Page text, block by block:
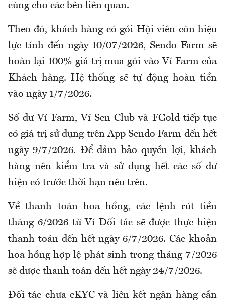
cùng cho các bên liên quan.
Theo đó, khách hàng có gói Hội viên còn hiệu
lực tính đến ngày 10/07/2026, Sendo Farm sẽ
hoàn lại 100% giá trị mua gói vào Ví Farm của
Khách hàng. Hệ thống sẽ tự động hoàn tiền
vào ngày 1/7/2026.
Số dư Ví Farm, Ví Sen Club và FGold tiếp tục
có giá trị sử dụng trên App Sendo Farm đến hết
ngày 9/7/2026. Để đảm bảo quyền lợi, khách
hàng nên kiểm tra và sử dụng hết các số dư
hiện có trước thời hạn nêu trên.
Về thanh toán hoa hồng, các lệnh rút tiền
tháng 6/2026 từ Ví Đối tác sẽ được thực hiện
thanh toán đến hết ngày 6/7/2026. Các khoản
hoa hồng hợp lệ phát sinh trong tháng 7/2026
sẽ được thanh toán đến hết ngày 24/7/2026.
Đối tác chưa eKYC và liên kết ngân hàng cần